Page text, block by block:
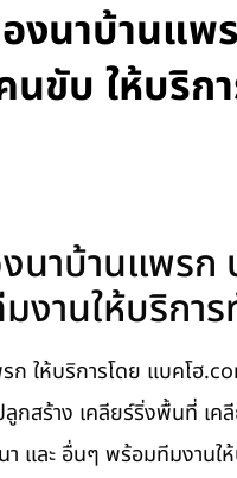
งนาบ้านแพ
นขับ ให้บริก
าบ้านแพรก
านให้บริการ
ให้บริการโดย แบคโฮ
ลูกสร้าง เคลียร์ริ่งพื้นที่
และ อื่นๆ พร้อมทีมงานใ